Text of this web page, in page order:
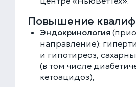
Повышение
Эндокринология
направление):
и гипотиреоз,
(в том числе
кетоацидоз),
Выберите время
+7 (499) 288-80-36
Круглосуточно
Скоро открытие!
Многопрофильная
Москва, ул. Введенского,
+7 (499) 288-80-36
Клиника на